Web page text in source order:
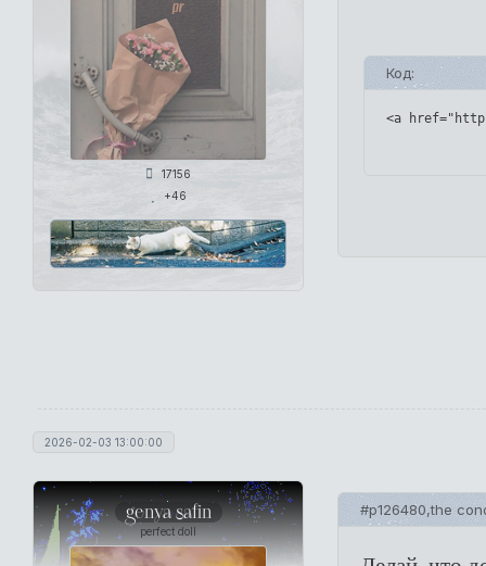
17156
+46
Код:
<a
2026-02-03 13:00:00
genya safin
perfect doll
#p126480,the